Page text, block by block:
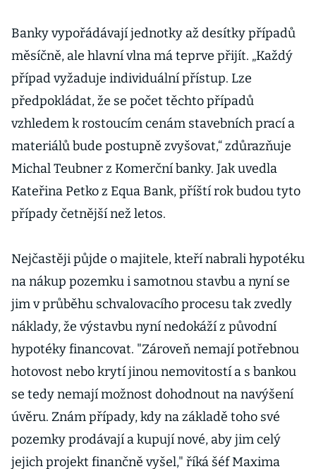
Banky vypořádávají jednotky až desítky případů
měsíčně, ale hlavní vlna má teprve přijít. „Každý
případ vyžaduje individuální přístup. Lze
předpokládat, že se počet těchto případů
vzhledem k rostoucím cenám stavebních prací a
materiálů bude postupně zvyšovat,“ zdůrazňuje
Michal Teubner z Komerční banky. Jak uvedla
Kateřina Petko z Equa Bank, příští rok budou tyto
případy četnější než letos.
Nejčastěji půjde o majitele, kteří nabrali hypotéku
na nákup pozemku i samotnou stavbu a nyní se
jim v průběhu schvalovacího procesu tak zvedly
náklady, že výstavbu nyní nedokáží z původní
hypotéky financovat. "Zároveň nemají potřebnou
hotovost nebo krytí jinou nemovitostí a s bankou
se tedy nemají možnost dohodnout na navýšení
úvěru. Znám případy, kdy na základě toho své
pozemky prodávají a kupují nové, aby jim celý
jejich projekt finančně vyšel," říká šéf Maxima